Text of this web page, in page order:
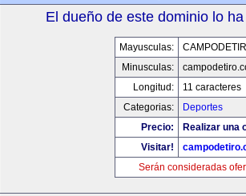
El dueño de este dominio lo
Mayusculas:
Minusculas:
Longitud:
11 caracteres
Categorias:
Deportes
Precio:
Realizar una
Visitar!
Serán consideradas